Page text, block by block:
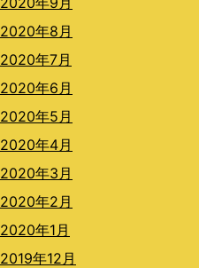
2020年8月
2020年7月
2020年6月
2020年5月
2020年4月
2020年3月
2020年2月
2020年1月
2019年12月